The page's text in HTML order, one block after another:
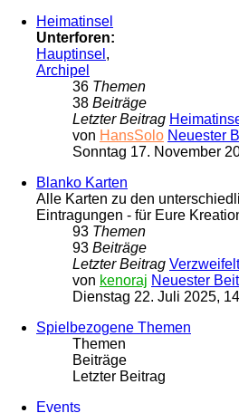
Heimatinsel
Unterforen:
Hauptinsel ,
Archipel
36 Themen
38 Beiträge
Letzter Beitrag
von HansSolo Neuester
Sonntag 17. November
Blanko Karten
Alle Karten zu den
Eintragungen - für Eure
93 Themen
93 Beiträge
Letzter Beitrag
von kenoraj Neuester
Dienstag 22. Juli 2025,
Spielbezogene Themen
Themen
Beiträge
Letzter Beitrag
Events